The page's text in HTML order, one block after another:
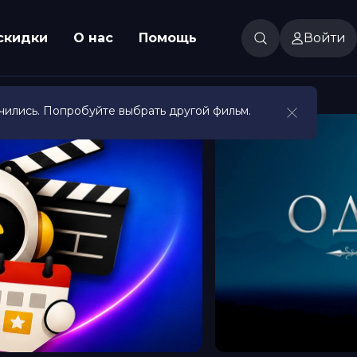
О нас Помощь Войти
Попробуйте выбрать другой фильм.